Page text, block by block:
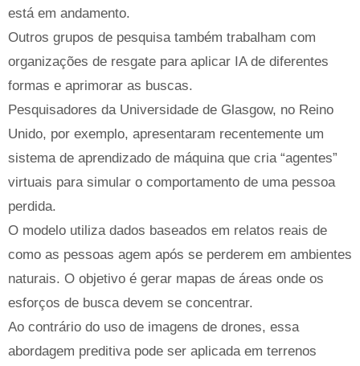
está em andamento.
Outros grupos de pesquisa também trabalham com
organizações de resgate para aplicar IA de diferentes
formas e aprimorar as buscas.
Pesquisadores da Universidade de Glasgow, no Reino
Unido, por exemplo, apresentaram recentemente um
sistema de aprendizado de máquina que cria “agentes”
virtuais para simular o comportamento de uma pessoa
perdida.
O modelo utiliza dados baseados em relatos reais de
como as pessoas agem após se perderem em ambientes
naturais. O objetivo é gerar mapas de áreas onde os
esforços de busca devem se concentrar.
Ao contrário do uso de imagens de drones, essa
abordagem preditiva pode ser aplicada em terrenos